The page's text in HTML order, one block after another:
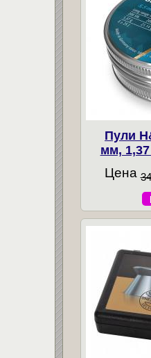
Пули
мм,
Цена